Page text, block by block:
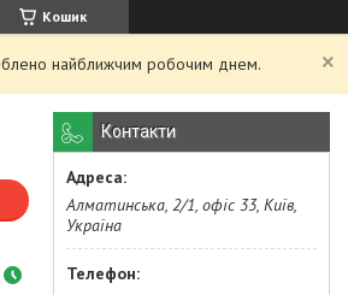
Кошик
найближчим робочим днем.
Контакти
Алматинська, 2/1, офіс 33, Київ,
Україна